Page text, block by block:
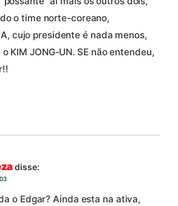
o time norte-coreano,
cujo presidente é nada menos,
KIM JONG-UN. SE não entendeu,
disse:
o Edgar? Ainda esta na ativa,